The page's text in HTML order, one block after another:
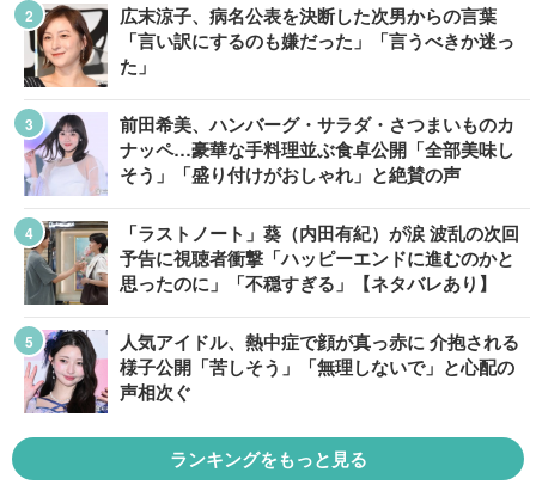
広末涼子、病名公表を決断した次男からの言葉
「言い訳にするのも嫌だった」「言うべきか迷っ
た」
前田希美、ハンバーグ・サラダ・さつまいものカ
ナッペ…豪華な手料理並ぶ食卓公開「全部美味し
そう」「盛り付けがおしゃれ」と絶賛の声
「ラストノート」葵（内田有紀）が涙 波乱の次回
予告に視聴者衝撃「ハッピーエンドに進むのかと
思ったのに」「不穏すぎる」【ネタバレあり】
人気アイドル、熱中症で顔が真っ赤に 介抱される
様子公開「苦しそう」「無理しないで」と心配の
声相次ぐ
ランキングをもっと見る